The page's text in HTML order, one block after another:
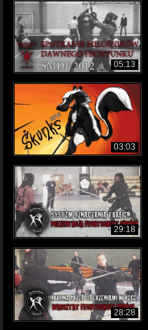
05:13
03:03
29:18
28:28